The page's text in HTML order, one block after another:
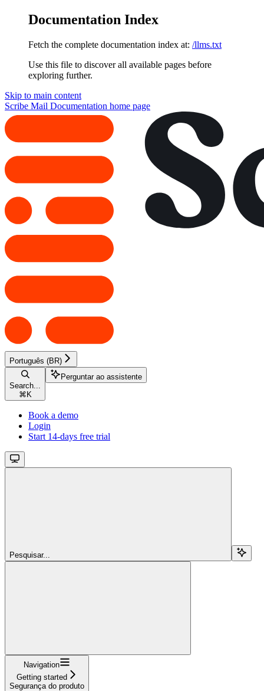
Documentation Index
Fetch the complete documentation index at: /llms.txt
Use this file to discover all available pages before
exploring further.
Skip to main content
Scribe Mail Documentation home page
Português (BR)
Search...
⌘ K
Perguntar ao assistente
Book a demo
Login
Start 14-days free trial
Pesquisar...
Navigation
Getting started
Segurança do produto